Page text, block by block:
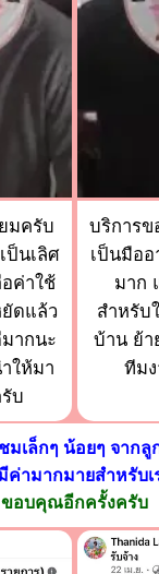
มครับ
ป็นเลิศ
ค่าใช้
ดแล้ว
ากนะ
ให้มา
บ
บริการ
เป็นมือ
มาก
สำหรับ
บ้าน ย้
ทีม
มเล็กๆ น้อยๆ จากลู
ค่ามากมายสำหรับเ
ขอบคุณอีกครั้งครับ